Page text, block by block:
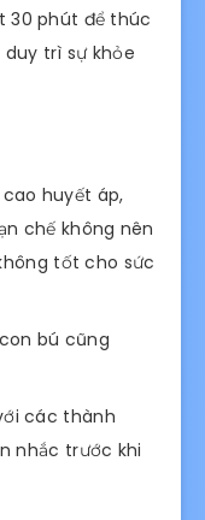
30 phút để thúc
trì sự khỏe
huyết áp,
chế không nên
tốt cho sức
bú cũng
các thành
nhắc trước khi